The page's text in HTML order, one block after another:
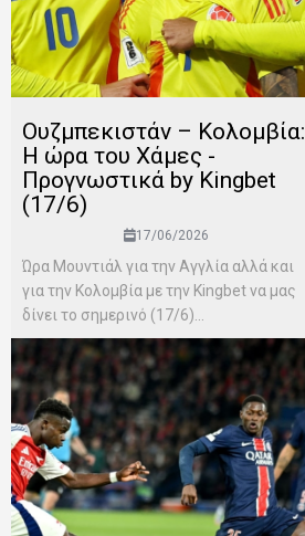
Ουζμπεκιστάν – Κολομβία:
Η ώρα του Χάμες -
Προγνωστικά by Kingbet
(17/6)
17/06/2026
Ώρα Μουντιάλ για την Αγγλία αλλά και
για την Κολομβία με την Kingbet να μας
δίνει το σημερινό (17/6)...